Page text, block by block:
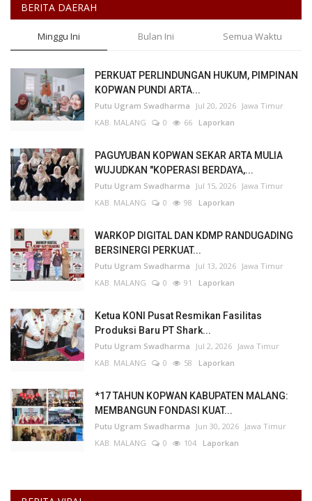
BERITA DAERAH
Minggu Ini Bulan Ini Semua Waktu
PERKUAT PERLINDUNGAN HUKUM, PIMPINAN
KOPWAN PUNDI ARTA...
Putu Ugram Swadharma Jul 20, 2026 Jawa Timur
KAB. MALANG
0 66 Laporkan
PAGUYUBAN KOPWAN SEKAR ARTA MULIA
WUJUDKAN "KOPERASI BERDAYA,...
Putu Ugram Swadharma Jul 15, 2026 Jawa Timur
KAB. MALANG
0 98 Laporkan
WARKOP DIGITAL DAN KDMP RANDUGADING
BERSINERGI PERKUAT...
Putu Ugram Swadharma Jul 13, 2026 Jawa Timur
KAB. MALANG
0 91 Laporkan
Ketua KONI Pusat Resmikan Fasilitas
Produksi Baru PT Shark...
Putu Ugram Swadharma Jul 2, 2026 Jawa Timur
KAB. MALANG
0 58 Laporkan
*17 TAHUN KOPWAN KABUPATEN MALANG:
MEMBANGUN FONDASI KUAT...
Putu Ugram Swadharma Jun 30, 2026 Jawa Timur
KAB. MALANG
0 104 Laporkan